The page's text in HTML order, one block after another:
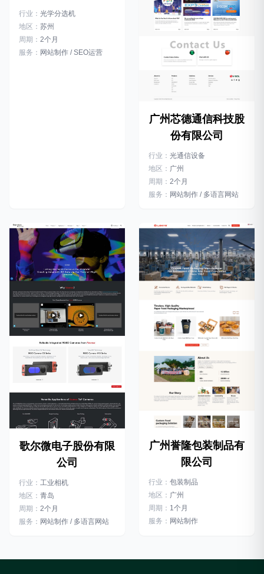
行业： 光学分选机
地区： 苏州
周期： 2个月
服务： 网站制作 / SEO运营
广州芯德通信科技股
份有限公司
行业： 光通信设备
地区： 广州
周期： 2个月
服务： 网站制作 / 多语言网站
歌尔微电子股份有限
公司
行业： 工业相机
地区： 青岛
周期： 2个月
服务： 网站制作 / 多语言网站
广州誉隆包装制品有
限公司
行业： 包装制品
地区： 广州
周期： 1个月
服务： 网站制作